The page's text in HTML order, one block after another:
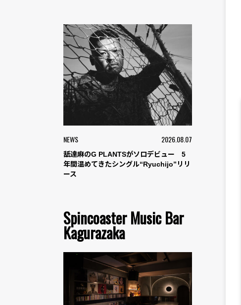
NEWS 2026.08.07
舐達麻のG PLANTSがソロデビュー 5
年間温めてきたシングル“Ryuchijo”リリ
ース
Spincoaster Music Bar
Kagurazaka